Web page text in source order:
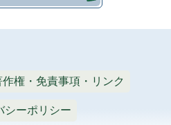
作権・免責事項・リンク
シーポリシー